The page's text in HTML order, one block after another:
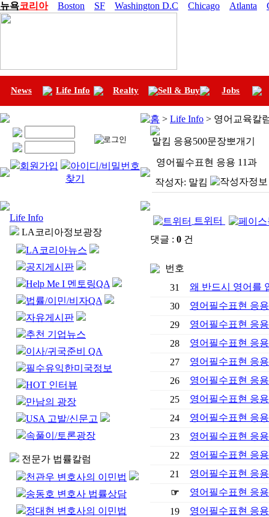
뉴욕코리아 Boston SF Washington D.C Chicago Atlanta
News Life Info Realty Sell & Buy Jobs
회원가입
아이디/비밀번호
찾기
Life Info
LA코리아정보광장
LA코리아뉴스
공지게시판
Help Me I 멘토링QA
법률/이민/비자QA
자유게시판
추천 기업뉴스
이사/귀국준비 QA
필수유익한미국정보
HOT 인터뷰
만남의 광장
USA 고발/신문고
속풀이/토론광장
전문가 법률칼럼
천관우 변호사의 이민법
송동호 변호사 법률상담
정대현 변호사의 이민법
홈 > Life Info > 영어교육칼
말킴 응용500문장뽀개기
영어필수표현 응용 11과
작성자: 말킴
트위터
댓글 : 0 건
번호
31
왜 반드시 영어를
30
영어필수표현 응
29
영어필수표현 응
28
영어필수표현 응
27
영어필수표현 응
26
영어필수표현 응
25
영어필수표현 응
24
영어필수표현 응
23
영어필수표현 응
22
영어필수표현 응
21
영어필수표현 응
☞
영어필수표현 응
19
영어필수표현 응